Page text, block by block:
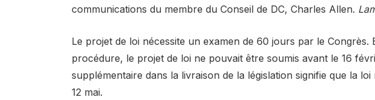
communications du membre du Conseil de DC, Charles Allen.
Le projet de loi nécessite un examen de 60 jours par le Congrès.
procédure, le projet de loi ne pouvait être soumis avant le 16
supplémentaire dans la livraison de la législation signifie que la loi
12 mai.